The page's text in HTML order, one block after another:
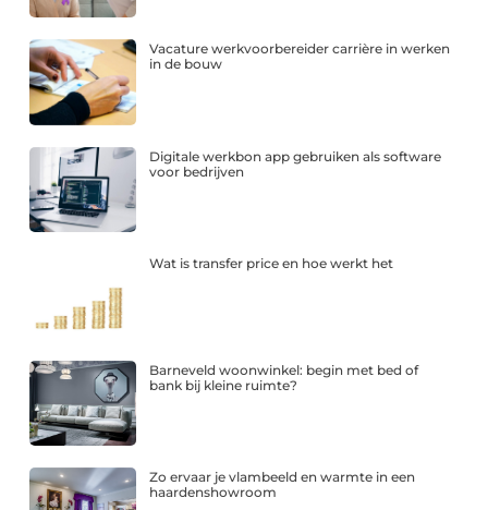
Vacature werkvoorbereider carrière in werken
in de bouw
Digitale werkbon app gebruiken als software
voor bedrijven
Wat is transfer price en hoe werkt het
Barneveld woonwinkel: begin met bed of
bank bij kleine ruimte?
Zo ervaar je vlambeeld en warmte in een
haardenshowroom